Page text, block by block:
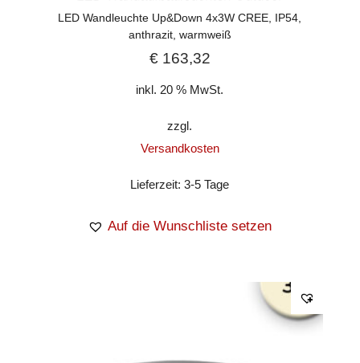
LED Wandleuchte Up&Down 4x3W CREE, IP54,
anthrazit, warmweiß
€163,32
inkl. 20 % MwSt.
zzgl.
Versandkosten
Lieferzeit:3-5 Tage
Auf die Wunschliste setzen